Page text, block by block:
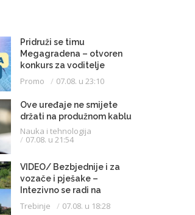
Pridruži se timu
Megagradena – otvoren
konkurs za voditelje
gradilišta
Promo 07.08. u 23:10
Ove uređaje ne smijete
držati na produžnom kablu
Nauka i tehnologija
07.08. u 21:54
VIDEO/ Bezbjednije i za
vozače i pješake –
Intezivno se radi na
proširenju saobraćajnice
Trebinje 07.08. u 18:28